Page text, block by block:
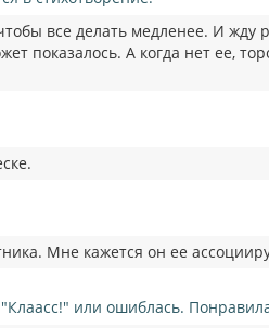
все делать медленее. И жду
показалось. А когда нет ее,
Мне кажется он ее
или ошиблась.